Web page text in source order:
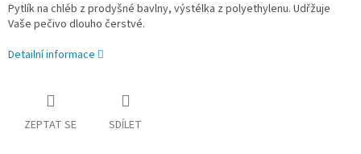
Pytlík na chléb z prodyšné bavlny, výstélka z polyethylenu. Udřžuje
Vaše pečivo dlouho čerstvé.
Detailní informace
ZEPTAT SE SDÍLET